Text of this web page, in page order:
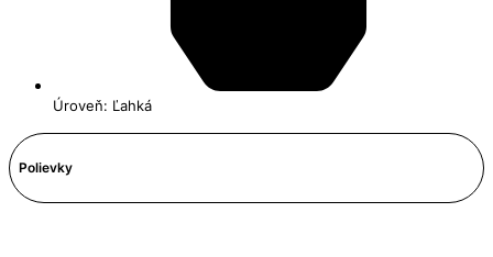
Úroveň: Ľahká
Polievky